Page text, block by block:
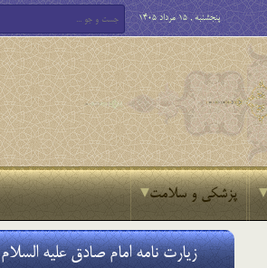
پنجشنبه , 15 مرداد 1405
پزشکی و سلامت
زیارت نامه امام صادق علیه السلام